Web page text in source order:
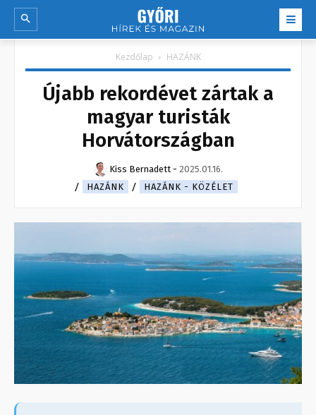
Kezdőlap HAZÁNK
Újabb rekordévet zártak a
magyar turisták
Horvátországban
Kiss Bernadett - 2025.01.16.
HAZÁNK
HAZÁNK - KÖZÉLET